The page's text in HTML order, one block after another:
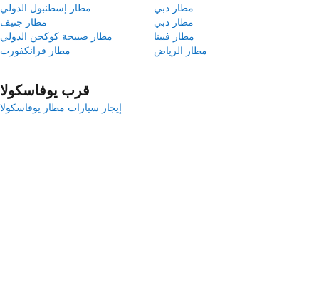
مطار إسطنبول الدولي
مطار دبي
مطار جنيف
مطار دبي
مطار صبيحة كوكجن الدولي
مطار فيينا
مطار فرانكفورت
مطار الرياض
قرب يوفاسكولا
إيجار سيارات مطار يوفاسكولا